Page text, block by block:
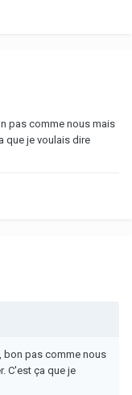
pas comme nous mais
que je voulais dire
bon pas comme nous
C'est ça que je